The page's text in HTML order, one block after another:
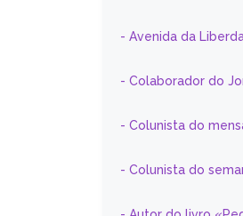
- Avenida da
- Colaborador do
- Colunista do
- Colunista do